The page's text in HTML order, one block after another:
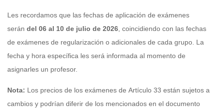
Les recordamos que las fechas de aplicación de exámenes
serán del 06 al 10 de julio de 2026 , coincidiendo con las fechas
de exámenes de regularización o adicionales de cada grupo. La
fecha y hora específica les será informada al momento de
asignarles un profesor.
Nota: Los precios de los exámenes de Artículo 33 están sujetos a
cambios y podrían diferir de los mencionados en el documento